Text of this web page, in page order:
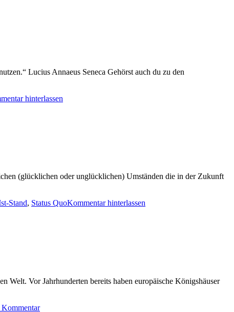
Lucius Annaeus Seneca Gehörst auch du zu den
hinterlassen
(glücklichen oder unglücklichen) Umständen die in der Zukunft
Stand, Status QuoKommentar hinterlassen
Welt. Vor Jahrhunderten bereits haben europäische Königshäuser
Kommentar